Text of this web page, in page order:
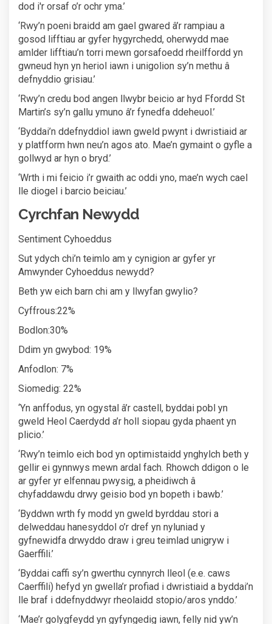
dod i'r orsaf o’r ochr yma.’
‘Rwy’n poeni braidd am gael gwared â’r rampiau a
gosod lifftiau ar gyfer hygyrchedd, oherwydd mae
amlder lifftiau’n torri mewn gorsafoedd rheilffordd yn
gwneud hyn yn heriol iawn i unigolion sy’n methu â
defnyddio grisiau.’
‘Rwy’n credu bod angen llwybr beicio ar hyd Ffordd St
Martin’s sy’n gallu ymuno â’r fynedfa ddeheuol.’
‘Byddai’n ddefnyddiol iawn gweld pwynt i dwristiaid ar
y platfform hwn neu’n agos ato. Mae’n gymaint o gyfle a
gollwyd ar hyn o bryd.’
‘Wrth i mi feicio i’r gwaith ac oddi yno, mae’n wych cael
lle diogel i barcio beiciau.’
Cyrchfan Newydd
Sentiment Cyhoeddus
Sut ydych chi’n teimlo am y cynigion ar gyfer yr
Amwynder Cyhoeddus newydd?
Beth yw eich barn chi am y llwyfan gwylio?
Cyffrous:22%
Bodlon:30%
Ddim yn gwybod: 19%
Anfodlon: 7%
Siomedig: 22%
‘Yn anffodus, yn ogystal â’r castell, byddai pobl yn
gweld Heol Caerdydd a’r holl siopau gyda phaent yn
plicio.’
‘Rwy’n teimlo eich bod yn optimistaidd ynghylch beth y
gellir ei gynnwys mewn ardal fach. Rhowch ddigon o le
ar gyfer yr elfennau pwysig, a pheidiwch â
chyfaddawdu drwy geisio bod yn bopeth i bawb.’
‘Byddwn wrth fy modd yn gweld byrddau stori a
delweddau hanesyddol o’r dref yn nyluniad y
gyfnewidfa drwyddo draw i greu teimlad unigryw i
Gaerffili.’
‘Byddai caffi sy’n gwerthu cynnyrch lleol (e.e. caws
Caerffili) hefyd yn gwella’r profiad i dwristiaid a byddai’n
lle braf i ddefnyddwyr rheolaidd stopio/aros ynddo.’
‘Mae’r golygfeydd yn gyfyngedig iawn, felly nid yw’n